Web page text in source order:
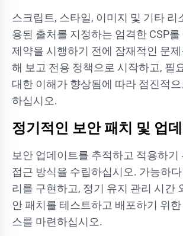
스크립트, 스타일, 이미지 및 기타 리
용된 출처를 지정하는 엄격한 CSP
제약을 시행하기 전에 잠재적인 문
해 보고 전용 정책으로 시작하고, 필
대한 이해가 향상됨에 따라 점진적
하십시오.
정기적인 보안 패치 및 업
보안 업데이트를 추적하고 적용하기
접근 방식을 수립하십시오. 가능하
리를 구현하고, 정기 유지 관리 시간
안 패치를 테스트하고 배포하기 위
스를 마련하십시오.